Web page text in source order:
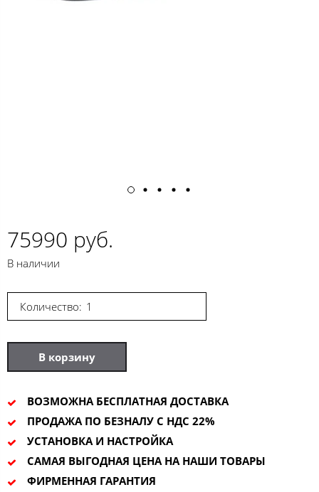
75990 руб.
В наличии
Количество:
В корзину
ВОЗМОЖНА БЕСПЛАТНАЯ ДОСТАВКА
ПРОДАЖА ПО БЕЗНАЛУ С НДС 22%
УСТАНОВКА И НАСТРОЙКА
САМАЯ ВЫГОДНАЯ ЦЕНА НА НАШИ ТОВАРЫ
ФИРМЕННАЯ ГАРАНТИЯ